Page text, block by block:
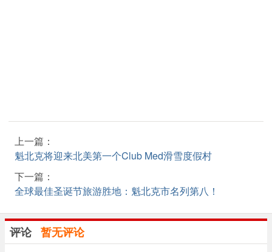
上一篇：
魁北克将迎来北美第一个Club Med滑雪度假村
下一篇：
全球最佳圣诞节旅游胜地：魁北克市名列第八！
评论 暂无评论